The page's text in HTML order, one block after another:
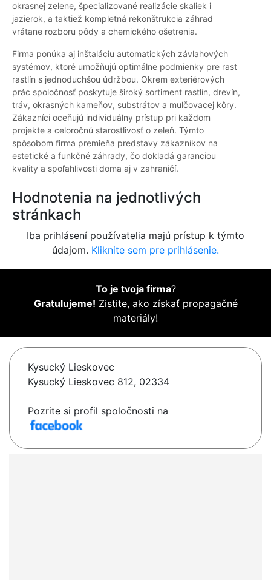
okrasnej zelene, špecializované realizácie skaliek i
jazierok, a taktiež kompletná rekonštrukcia záhrad
vrátane rozboru pôdy a chemického ošetrenia.
Firma ponúka aj inštaláciu automatických závlahových
systémov, ktoré umožňujú optimálne podmienky pre rast
rastlín s jednoduchšou údržbou. Okrem exteriérových
prác spoločnosť poskytuje široký sortiment rastlín, drevín,
tráv, okrasných kameňov, substrátov a mulčovacej kôry.
Zákazníci oceňujú individuálny prístup pri každom
projekte a celoročnú starostlivosť o zeleň. Týmto
spôsobom firma premieňa predstavy zákazníkov na
estetické a funkčné záhrady, čo dokladá garanciou
kvality a spoľahlivosti doma aj v zahraničí.
Hodnotenia na jednotlivých
stránkach
Iba prihlásení používatelia majú prístup k týmto
údajom. Kliknite sem pre prihlásenie.
To je tvoja firma?
Gratulujeme! Zistite, ako získať propagačné
materiály!
Kysucký Lieskovec
Kysucký Lieskovec 812, 02334
Pozrite si profil spoločnosti na